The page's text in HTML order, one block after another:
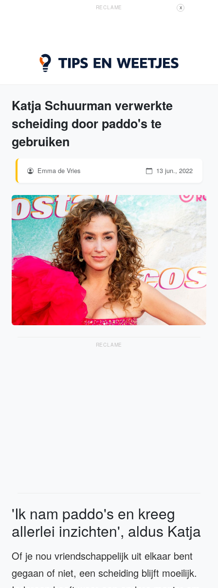
RECLAME X
Katja Schuurman verwerkte
scheiding door paddo's te
gebruiken
Emma de Vries 13 jun., 2022
RECLAME
'Ik nam paddo's en kreeg
allerlei inzichten', aldus Katja
Of je nou vriendschappelijk uit elkaar bent
gegaan of niet, een scheiding blijft moeilijk.